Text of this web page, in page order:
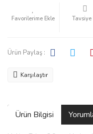
Tavsiye
Ürün Paylaş :
Karşılaştır
Ürün Bilgisi